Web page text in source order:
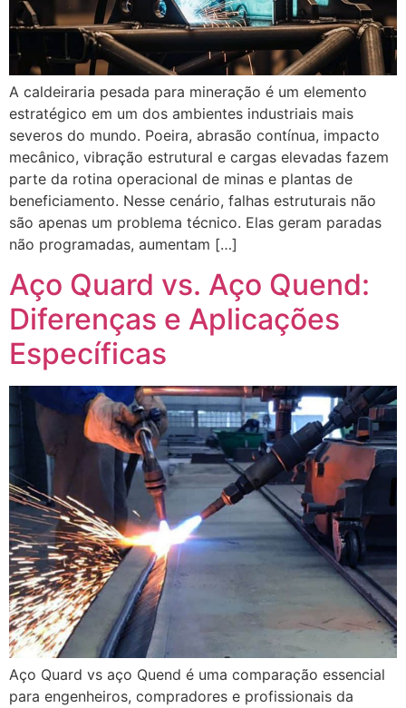
A caldeiraria pesada para mineração é um elemento
estratégico em um dos ambientes industriais mais
severos do mundo. Poeira, abrasão contínua, impacto
mecânico, vibração estrutural e cargas elevadas fazem
parte da rotina operacional de minas e plantas de
beneficiamento. Nesse cenário, falhas estruturais não
são apenas um problema técnico. Elas geram paradas
não programadas, aumentam […]
Aço Quard vs. Aço Quend:
Diferenças e Aplicações
Específicas
Aço Quard vs aço Quend é uma comparação essencial
para engenheiros, compradores e profissionais da